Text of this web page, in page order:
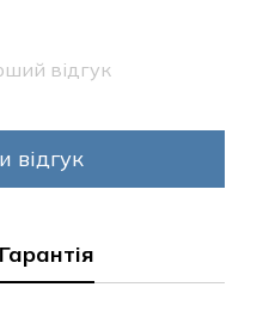
відгук
відгук
Гарантія